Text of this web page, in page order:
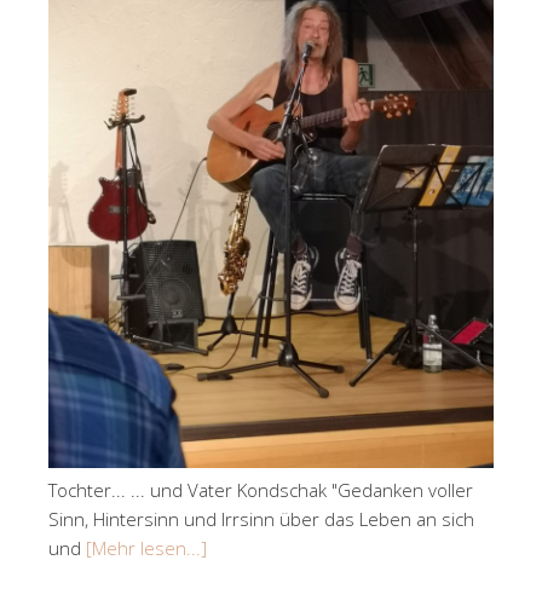
Tochter... ... und Vater Kondschak "Gedanken voller
Sinn, Hintersinn und Irrsinn über das Leben an sich
und [Mehr lesen...]